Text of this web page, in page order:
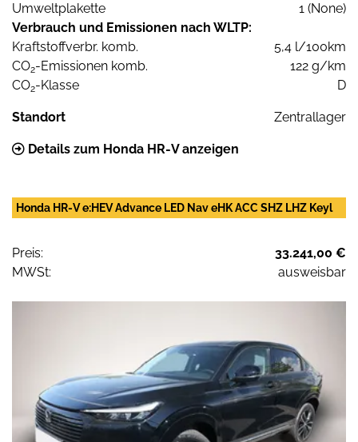
Umweltplakette
1 (None)
Verbrauch und Emissionen nach WLTP:
Kraftstoffverbr. komb.
5,4 l/100km
CO2-Emissionen komb.
122 g/km
CO2-Klasse D
Standort Zentrallager
Details zum Honda HR-V anzeigen
Honda HR-V e:HEV Advance LED Nav eHK ACC SHZ LHZ Keyl
Preis:
33.241,00 €
MWSt:
ausweisbar